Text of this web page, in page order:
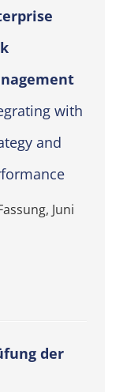
with
and
Juni
der